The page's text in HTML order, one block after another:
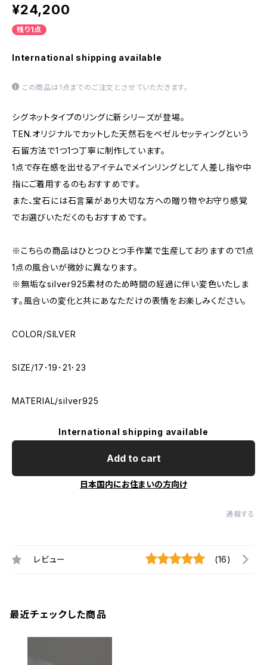
¥24,200
残り1点
International shipping available
この商品は1点までのご注文とさせていただきます。
シグネットタイプのリングに新シリーズが登場。
TEN.オリジナルでカットした天然石をベゼルセッティングという
石留方法で1つ1つ丁寧に制作しています。
1点で存在感を出せるアイテムでメインリングとして人差し指や中
指にご着用するのもおすすめです。
また、宝石には石言葉があり大切な方への贈り物やお守り感覚
でお選びいただくのもおすすめです。
※こちらの商品はひとつひとつ手作業で生産しておりますので1点
1点の風合いが微妙に異なります。
※無垢なsilver925素材のため時間の経過に伴い変色いたしま
す。風合いの変化と共にあなただけの表情をお楽しみください。
COLOR/SILVER
SIZE/17･19･21･23
MATERIAL/silver925
International shipping available
Add to cart
日本国内にお住まいの方向け
通報する
レビュー (16)
最近チェックした商品